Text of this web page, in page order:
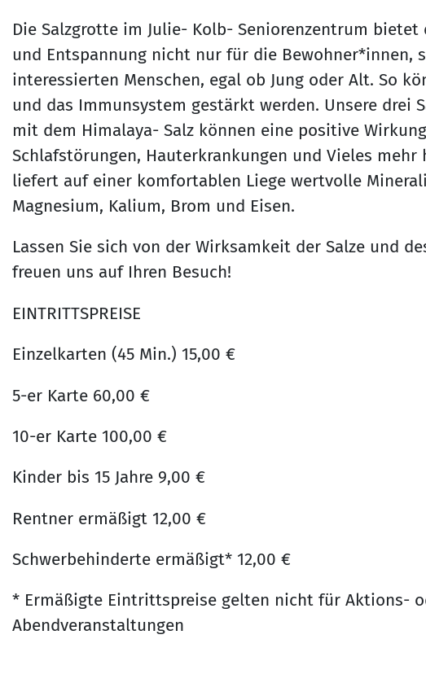
Die Salzgrotte im Julie- Kolb- Seniorenzentrum
und Entspannung nicht nur für die Bewohner*innen,
interessierten Menschen, egal ob Jung oder Alt. So
und das Immunsystem gestärkt werden. Unsere drei
mit dem Himalaya- Salz können eine positive
Schlafstörungen, Hauterkrankungen und Vieles mehr
liefert auf einer komfortablen Liege wertvolle
Magnesium, Kalium, Brom und Eisen.
Lassen Sie sich von der Wirksamkeit der Salze und
freuen uns auf Ihren Besuch!
EINTRITTSPREISE
Einzelkarten (45 Min.) 15,00 €
5-er Karte 60,00 €
10-er Karte 100,00 €
Kinder bis 15 Jahre 9,00 €
Rentner ermäßigt 12,00 €
Schwerbehinderte ermäßigt* 12,00 €
* Ermäßigte Eintrittspreise gelten nicht für Aktions-
Abendveranstaltungen